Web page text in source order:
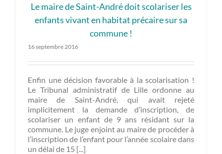
Le maire de Saint-André doit scolariser les
enfants vivant en habitat précaire sur sa
commune !
16 septembre 2016
Enfin une décision favorable à la scolarisation !
Le Tribunal administratif de Lille ordonne au
maire de Saint-André, qui avait rejeté
implicitement la demande d’inscription, de
scolariser un enfant de 9 ans résidant sur la
commune. Le juge enjoint au maire de procéder à
l’inscription de l’enfant pour l’année scolaire dans
un délai de 15 [...]